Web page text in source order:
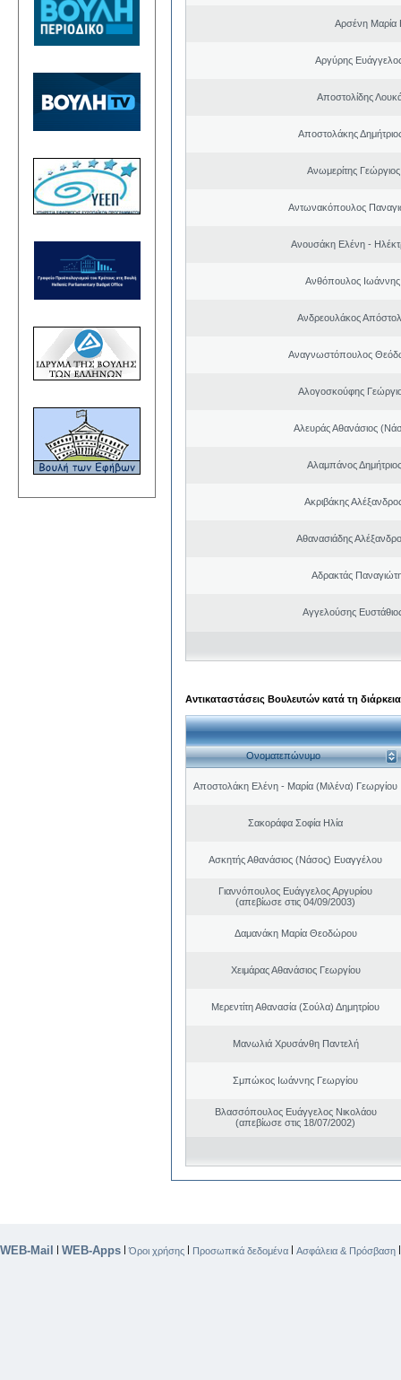
Αρσένη Μαρία
Αργύρης
Αποστολίδης
Αποστολάκης
Ανωμερίτης
Αντωνακόπουλος
Ανουσάκη Ελένη -
Ανθόπουλος Ιωάννης
Ανδρεουλάκος
Αναγνωστόπουλος
Αλογοσκούφης
Αλευράς Αθανάσιος
Αλαμπάνος
Ακριβάκης
Αθανασιάδης
Αδρακτάς
Αγγελούσης
Αντικαταστάσεις Βουλευτών κατά τη
Ονοματεπώνυμο
Αποστολάκη Ελένη - Μαρία (Μιλένα) Γεωργίου
Σακοράφα Σοφία Ηλία
Ασκητής Αθανάσιος (Νάσος) Ευαγγέλου
Γιαννόπουλος Ευάγγελος Αργυρίου
(απεβίωσε στις 04/09/2003)
Δαμανάκη Μαρία Θεοδώρου
Χειμάρας Αθανάσιος Γεωργίου
Μερεντίτη Αθανασία (Σούλα) Δημητρίου
Μανωλιά Χρυσάνθη Παντελή
Σμπώκος Ιωάννης Γεωργίου
Βλασσόπουλος Ευάγγελος Νικολάου
(απεβίωσε στις 18/07/2002)
WEB-Mail | WEB-Apps |Όροι χρήσης | Προσωπικά δεδομένα | Ασφάλεια & Πρόσβαση